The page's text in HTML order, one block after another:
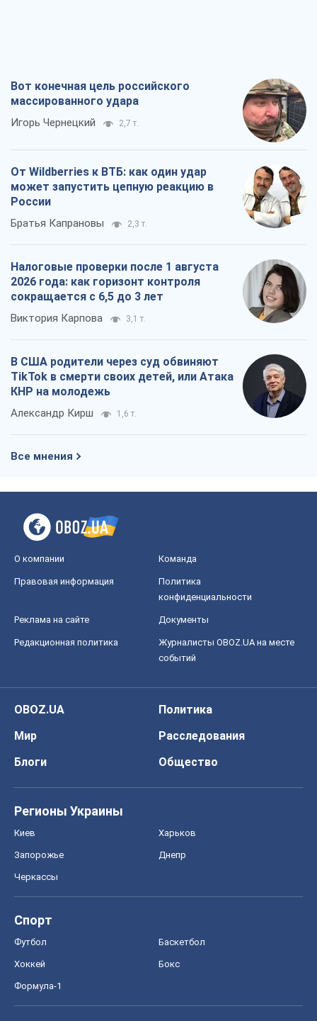
Вот конечная цель российского
массированного удара
Игорь Чернецкий 2,7 т.
От Wildberries к ВТБ: как один удар
может запустить цепную реакцию в
России
Братья Капрановы 2,3 т.
Налоговые проверки после 1 августа
2026 года: как горизонт контроля
сокращается с 6,5 до 3 лет
Виктория Карпова 3,1 т.
В США родители через суд обвиняют
TikTok в смерти своих детей, или Атака
КНР на молодежь
Александр Кирш 1,6 т.
Все мнения
О компании Команда
Правовая информация
Политика
конфиденциальности
Реклама на сайте Документы
Редакционная политика
Журналисты OBOZ.UA на месте
событий
OBOZ.UA
Политика
Мир
Расследования
Блоги
Общество
Регионы Украины
Киев Харьков
Запорожье Днепр
Черкассы
Спорт
Футбол Баскетбол
Хоккей Бокс
Формула-1